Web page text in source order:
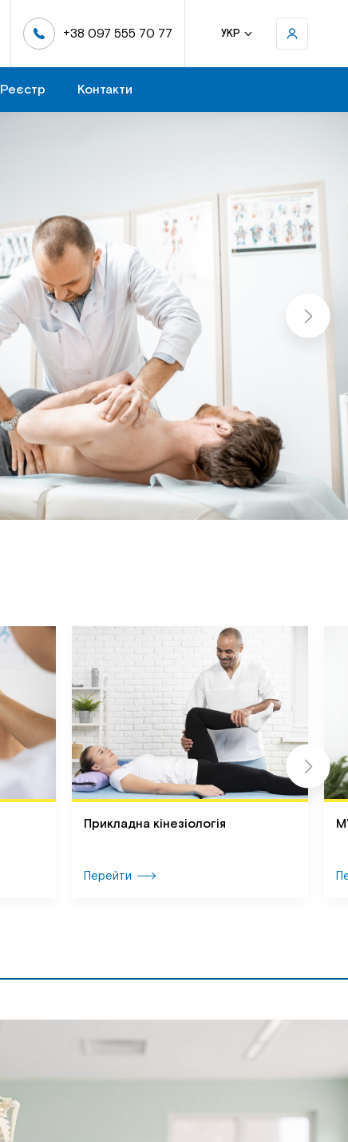
+38 097 555 70 77 УКР
Реєстр Контакти
Прикладна кінезіологія
Перейти